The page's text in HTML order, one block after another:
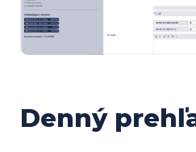
Denný